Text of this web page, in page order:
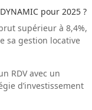
pour 2025 ?
supérieur à 8,4%,
sa gestion locative
RDV avec un
d’investissement